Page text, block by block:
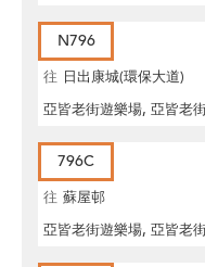
N796
往 日出康城(環保大道)
亞皆老街遊樂場, 亞皆老
796C
往 蘇屋邨
亞皆老街遊樂場, 亞皆老